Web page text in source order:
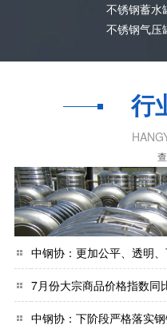
不锈钢蓄水
不锈钢气压
行
中钢协：更加公平、透明
7月份大宗商品价格指数同
中钢协：下阶段严格落实